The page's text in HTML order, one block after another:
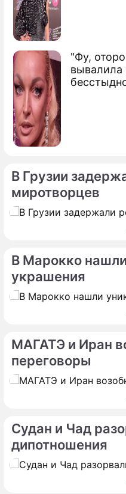
"Фу,
вывалила
В Грузии
миротворцев
В Марокко
украшения
МАГАТЭ и Иран
переговоры
Судан и Чад
дипотношения